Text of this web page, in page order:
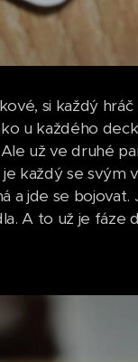
si každý
u každého
už ve druhé
každý se svým
jde se
A to už je fáze